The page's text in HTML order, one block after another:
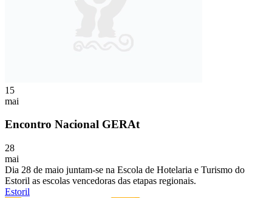
15
mai
Encontro Nacional GERAt
28
mai
Dia 28 de maio juntam-se na Escola de Hotelaria e Turismo do
Estoril as escolas vencedoras das etapas regionais.
Estoril